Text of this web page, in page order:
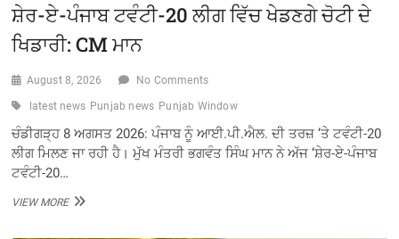
ਸ਼ੇਰ-ਏ-ਪੰਜਾਬ ਟਵੰਟੀ-20 ਲੀਗ ਵਿੱਚ ਖੇਡਣਗੇ ਚੋਟੀ ਦੇ
ਖਿਡਾਰੀ: CM ਮਾਨ
August 8, 2026 No Comments
latest news Punjab news Punjab Window
ਚੰਡੀਗੜ੍ਹ 8 ਅਗਸਤ 2026: ਪੰਜਾਬ ਨੂੰ ਆਈ.ਪੀ.ਐਲ. ਦੀ ਤਰਜ਼ ‘ਤੇ ਟਵੰਟੀ-20
ਲੀਗ ਮਿਲਣ ਜਾ ਰਹੀ ਹੈ। ਮੁੱਖ ਮੰਤਰੀ ਭਗਵੰਤ ਸਿੰਘ ਮਾਨ ਨੇ ਅੱਜ ‘ਸ਼ੇਰ-ਏ-ਪੰਜਾਬ
ਟਵੰਟੀ-20…
VIEW MOREਸ਼ੇਰ-